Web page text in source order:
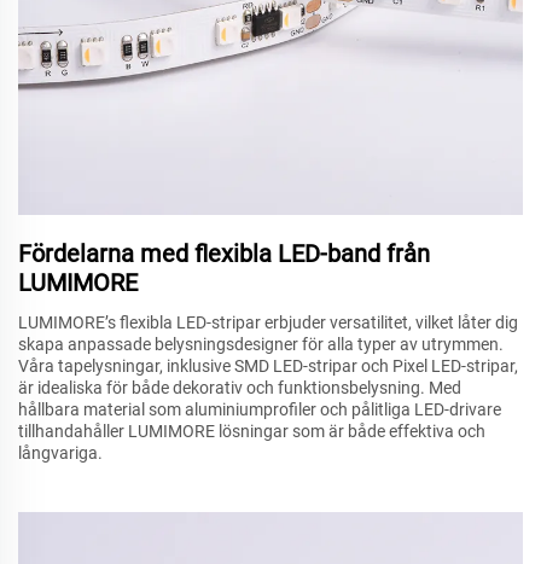
Fördelarna med flexibla LED-band från
LUMIMORE
LUMIMORE’s flexibla LED-stripar erbjuder versatilitet, vilket låter dig
skapa anpassade belysningsdesigner för alla typer av utrymmen.
Våra tapelysningar, inklusive SMD LED-stripar och Pixel LED-stripar,
är idealiska för både dekorativ och funktionsbelysning. Med
hållbara material som aluminiumprofiler och pålitliga LED-drivare
tillhandahåller LUMIMORE lösningar som är både effektiva och
långvariga.